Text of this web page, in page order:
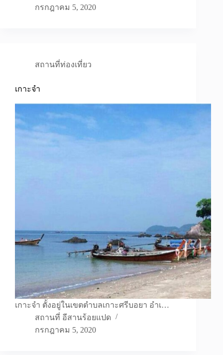
กรกฎาคม 5, 2020
สถานที่ท่องเที่ยว
เกาะจำ
เกาะจำ ตั้งอยู่ในเขตตำบลเกาะศรีบอยา อำเ…
สถานที่ อีสานร้อยแปด
กรกฎาคม 5, 2020